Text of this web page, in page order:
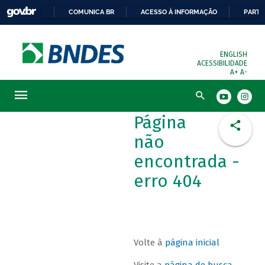
COMUNICA BR ACESSO À INFORMAÇÃO
ENGLISH
ACESSIBILIDADE
A+ A-
Busca
Página
não
encontrada -
erro 404
Volte à página inicial